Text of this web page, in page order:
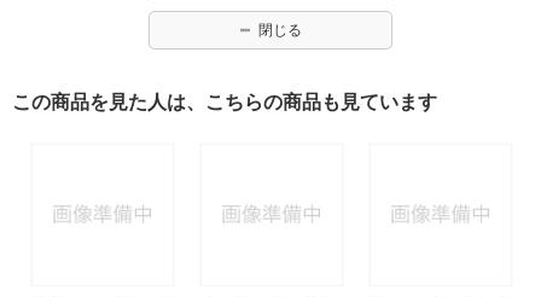
閉じる
この商品を見た人は、こちらの商品も見ています